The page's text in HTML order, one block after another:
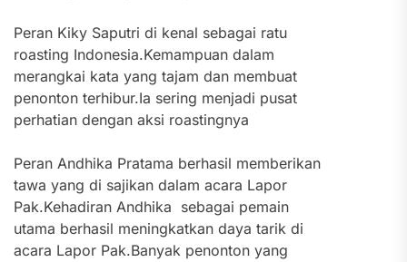
Peran Kiky Saputri di kenal sebagai ratu
roasting Indonesia.Kemampuan dalam
merangkai kata yang tajam dan membuat
penonton terhibur.Ia sering menjadi pusat
perhatian dengan aksi roastingnya
Peran Andhika Pratama berhasil memberikan
tawa yang di sajikan dalam acara Lapor
Pak.Kehadiran Andhika sebagai pemain
utama berhasil meningkatkan daya tarik di
acara Lapor Pak.Banyak penonton yang